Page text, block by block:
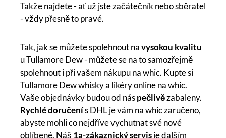
Takže najdete - ať už jste začátečník nebo sběratel
- vždy přesně to pravé.
Tak, jak se můžete spolehnout navysokou kvalitu
u Tullamore Dew - můžete se na to samozřejmě
spolehnout i při vašem nákupu na whic. Kupte si
Tullamore Dew whisky a likéry online na whic.
Vaše objednávky budou od náspečlivězabaleny.
Rychlé doručenís DHL je vám na whic zaručeno,
abyste mohli co nejdříve vychutnat své nové
oblíbené. Náš 1a-zákaznický servisje dalším